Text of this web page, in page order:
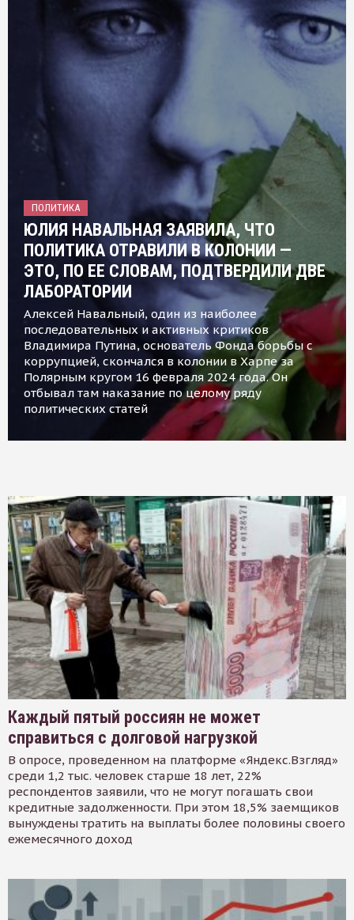
ПОЛИТИКА
ЮЛИЯ НАВАЛЬНАЯ ЗАЯВИЛА, ЧТО
ПОЛИТИКА ОТРАВИЛИ В КОЛОНИИ —
ЭТО, ПО ЕЕ СЛОВАМ, ПОДТВЕРДИЛИ ДВЕ
ЛАБОРАТОРИИ
Алексей Навальный, один из наиболее
последовательных и активных критиков
Владимира Путина, основатель Фонда борьбы с
коррупцией, скончался в колонии в Харпе за
Полярным кругом 16 февраля 2024 года. Он
отбывал там наказание по целому ряду
политических статей
Каждый пятый россиян не может
справиться с долговой нагрузкой
В опросе, проведенном на платформе «Яндекс.Взгляд»
среди 1,2 тыс. человек старше 18 лет, 22%
респондентов заявили, что не могут погашать свои
кредитные задолженности. При этом 18,5% заемщиков
вынуждены тратить на выплаты более половины своего
ежемесячного доход